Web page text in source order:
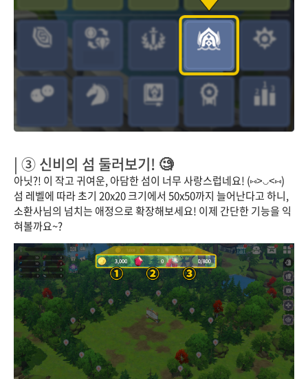
| ③ 신비의 섬 둘러보기! 🧐
아닛?! 이 작고 귀여운, 아담한 섬이 너무 사랑스럽네요! (⑅˃◡˂⑅)
섬 레벨에 따라 초기 20x20 크기에서 50x50까지 늘어난다고 하니,
소환사님의 넘치는 애정으로 확장해보세요! 이제 간단한 기능을 익
혀볼까요~?